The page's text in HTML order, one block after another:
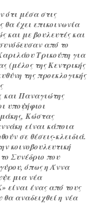
ότι μέσα στις
θα έχει επικοινωνία
και με βουλευτές και
από το
Τρικούπη για
(μέλος της Κεντρικής
της προεκλογικής
καιΠαναγιώτης
υποψήφιοι
,Κώστας
είναι κάποια
σε θέσεις-κλειδιά.
κοινοβουλευτική
Συνέδριο που
όπως η Άννα
μια νέα
ένας από τους
θα αναδειχθεί η νέα